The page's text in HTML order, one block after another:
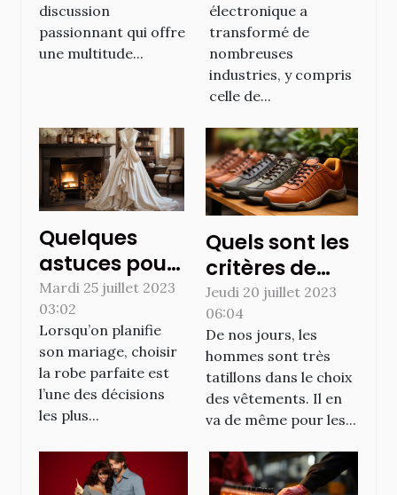
discussion
passionnant qui offre
une multitude...
électronique a
transformé de
nombreuses
industries, y compris
celle de...
Quelques
astuces pour
bien choisir la
robe de
mariée de
vos rêves
Mardi 25 juillet 2023
03:02
Lorsqu’on planifie
son mariage, choisir
la robe parfaite est
l’une des décisions
les plus...
Quels sont les
critères de
choix des
chaussures
confortables ?
Jeudi 20 juillet 2023
06:04
De nos jours, les
hommes sont très
tatillons dans le choix
des vêtements. Il en
va de même pour les...